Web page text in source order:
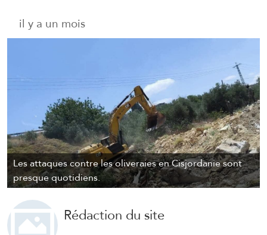
il y a un mois
Les attaques contre les oliveraies en Cisjordanie sont
presque quotidiens.
Rédaction du site